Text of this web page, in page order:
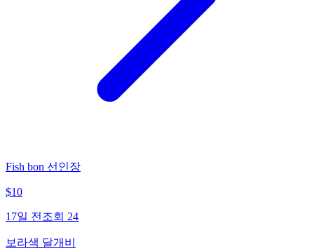
Fish bon 선인장
$10
17일 전 조회 24
보라색 달개비